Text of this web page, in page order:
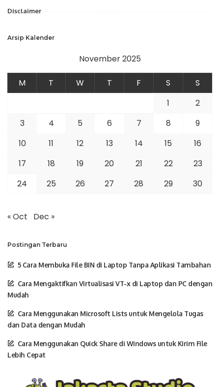
Disclaimer
Arsip Kalender
November 2025
M T W T F S
S
1
2
3
4 5 6 7 8
9
10
11 12 13 14 15
16
17
18 19 20 21 22
23
24
25 26 27 28 29 30
« Oct Dec »
Postingan Terbaru
5 Cara Membuka File BIN di Laptop Tanpa Aplikasi Tambahan
Cara Mengaktifkan Virtualisasi VT-x di Laptop dan PC dengan
Mudah
Cara Menggunakan Microsoft Lists untuk Mengelola Tugas
dan Data dengan Mudah
Cara Menggunakan Quick Share di Windows untuk Kirim File
Lebih Cepat